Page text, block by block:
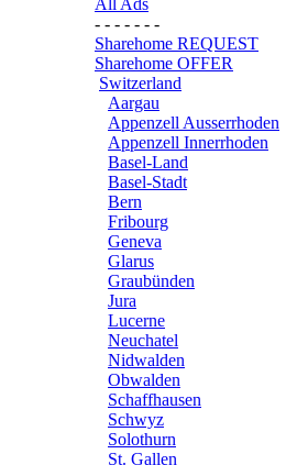
All Ads
- - - - - - -
Sharehome REQUEST
Sharehome OFFER
Switzerland
Aargau
Appenzell Ausserrhoden
Appenzell Innerrhoden
Basel-Land
Basel-Stadt
Bern
Fribourg
Geneva
Glarus
Graubünden
Jura
Lucerne
Neuchatel
Nidwalden
Obwalden
Schaffhausen
Schwyz
Solothurn
St. Gallen